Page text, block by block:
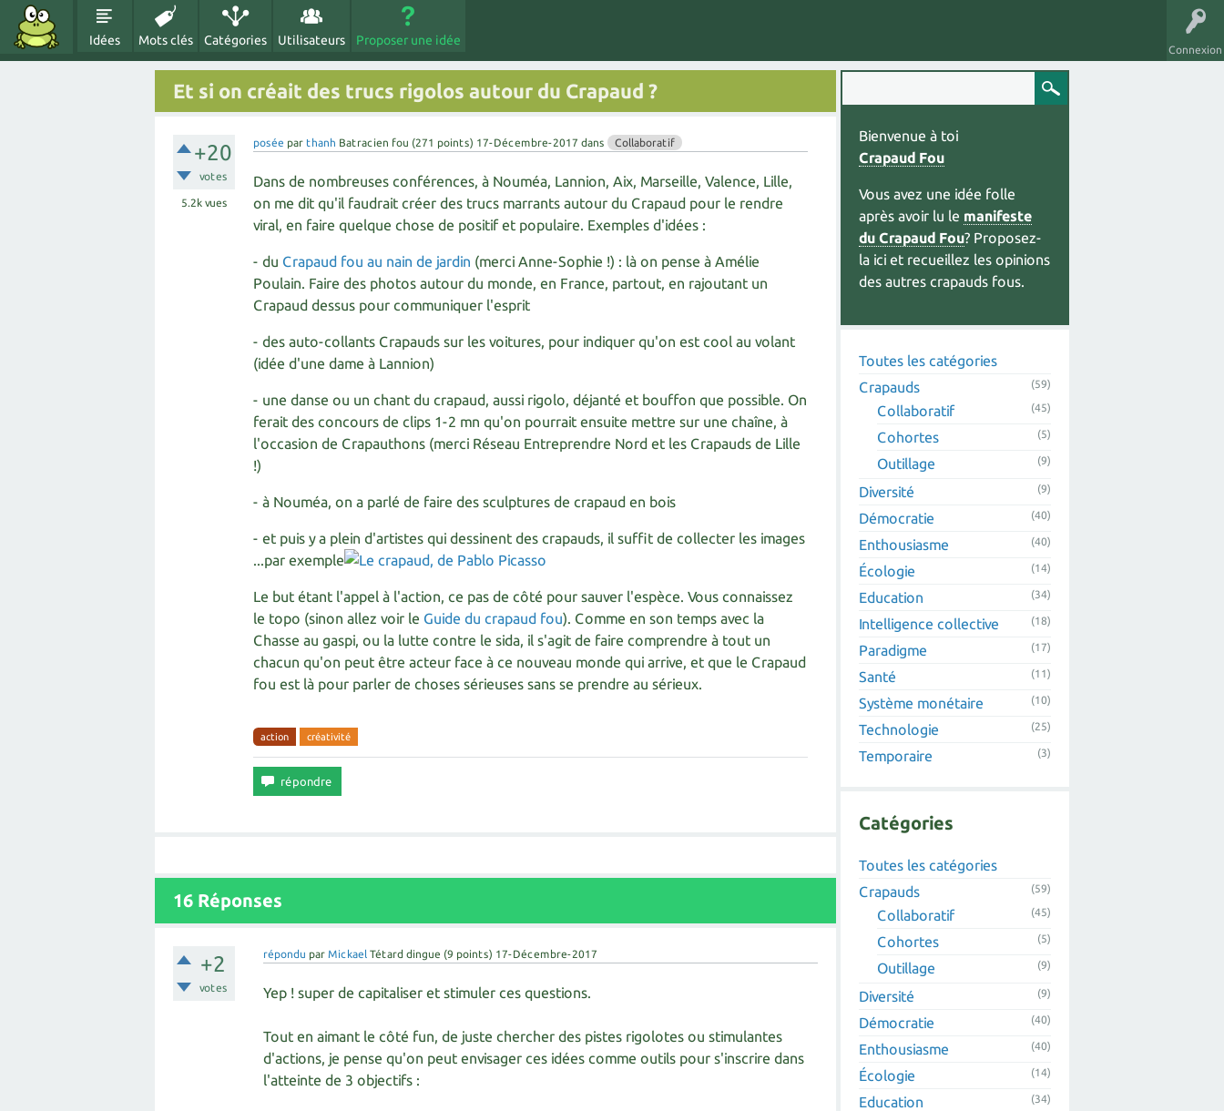
Connexion
Idées Mots clés Catégories Utilisateurs Proposer une idée
Et si on créait des trucs rigolos autour du Crapaud ?
+20
votes
5.2kvues
posée par thanh Batracien fou (271 points) 17-Décembre-2017 dans Collaboratif
Dans de nombreuses conférences, à Nouméa, Lannion, Aix, Marseille, Valence, Lille,
on me dit qu'il faudrait créer des trucs marrants autour du Crapaud pour le rendre
viral, en faire quelque chose de positif et populaire. Exemples d'idées :
- du Crapaud fou au nain de jardin (merci Anne-Sophie !) : là on pense à Amélie
Poulain. Faire des photos autour du monde, en France, partout, en rajoutant un
Crapaud dessus pour communiquer l'esprit
- des auto-collants Crapauds sur les voitures, pour indiquer qu'on est cool au volant
(idée d'une dame à Lannion)
- une danse ou un chant du crapaud, aussi rigolo, déjanté et bouffon que possible. On
ferait des concours de clips 1-2 mn qu'on pourrait ensuite mettre sur une chaîne, à
l'occasion de Crapauthons (merci Réseau Entreprendre Nord et les Crapauds de Lille
!)
- à Nouméa, on a parlé de faire des sculptures de crapaud en bois
- et puis y a plein d'artistes qui dessinent des crapauds, il suffit de collecter les images
...par exemple
Le but étant l'appel à l'action, ce pas de côté pour sauver l'espèce. Vous connaissez
le topo (sinon allez voir le Guide du crapaud fou). Comme en son temps avec la
Chasse au gaspi, ou la lutte contre le sida, il s'agit de faire comprendre à tout un
chacun qu'on peut être acteur face à ce nouveau monde qui arrive, et que le Crapaud
fou est là pour parler de choses sérieuses sans se prendre au sérieux.
action créativité
16 Réponses
+2
votes
répondu parMickael Tétard dingue (9 points) 17-Décembre-2017
Yep ! super de capitaliser et stimuler ces questions.
Tout en aimant le côté fun, de juste chercher des pistes rigolotes ou stimulantes
d'actions, je pense qu'on peut envisager ces idées comme outils pour s'inscrire dans
l'atteinte de 3 objectifs :
Bienvenue à toi
Crapaud Fou
Vous avez une idée folle
après avoir lu le manifeste
du Crapaud Fou? Proposez-
la ici et recueillez les opinions
des autres crapauds fous.
Toutes les catégories
Crapauds
(59)
Collaboratif (45)
Cohortes (5)
Outillage (9)
Diversité (9)
Démocratie (40)
Enthousiasme (40)
Écologie (14)
Education (34)
Intelligence collective (18)
Paradigme (17)
Santé (11)
Système monétaire (10)
Technologie (25)
Temporaire (3)
Catégories
Toutes les catégories
Crapauds
(59)
Collaboratif (45)
Cohortes (5)
Outillage (9)
Diversité (9)
Démocratie (40)
Enthousiasme (40)
Écologie (14)
Education (34)